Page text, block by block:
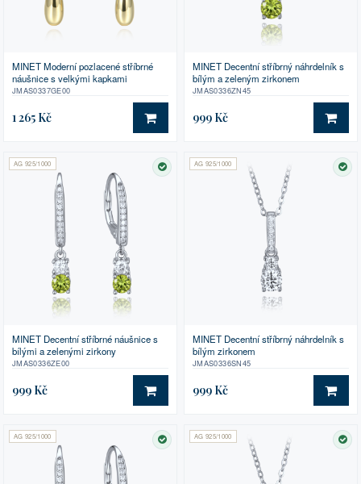
MINET Moderní pozlacené stříbrné
náušnice s velkými kapkami
JMAS0337GE00
1 265 Kč DO KOŠÍKU
MINET Decentní stříbrný náhrdelník s
bílým a zeleným zirkonem
JMAS0336ZN45
999 Kč DO
AG 925/1000
SKLADEM
MINET Decentní stříbrné náušnice s
bílými a zelenými zirkony
JMAS0336ZE00
999 Kč DO KOŠÍKU
AG 925/1000
MINET Decentní stříbrný náhrdelník s
bílým zirkonem
JMAS0336SN45
999 Kč DO
AG 925/1000
SKLADEM
AG 925/1000